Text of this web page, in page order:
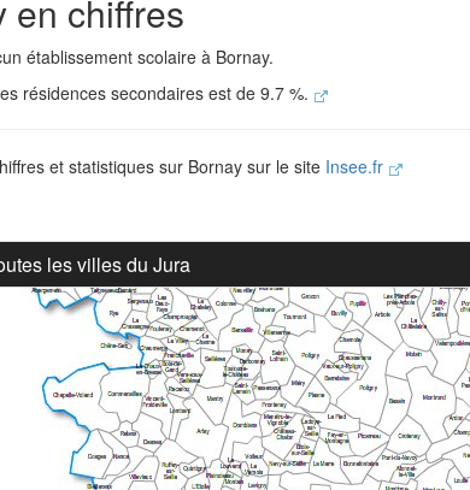
en chiffres
établissement scolaire à Bornay.
résidences secondaires est de 9.7 %.
et statistiques sur Bornay sur le site Insee.fr
les villes du Jura